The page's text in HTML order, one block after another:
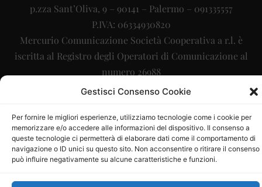
Gestisci Consenso Cookie
Per fornire le migliori esperienze, utilizziamo tecnologie come i cookie per
memorizzare e/o accedere alle informazioni del dispositivo. Il consenso a
queste tecnologie ci permetterà di elaborare dati come il comportamento di
navigazione o ID unici su questo sito. Non acconsentire o ritirare il consenso
può influire negativamente su alcune caratteristiche e funzioni.
p.zza Sant’Oliva, 9 – 90141 – Palermo – 091335557
P.IVA: 06334930820
Mercurio Comunicazione Società Cooperativa a r.l. è
iscritta al Registro degli Operatori di Comunicazione al
numero 26988
Sito gestito daLa Digitale srl– info@ladigitale.it